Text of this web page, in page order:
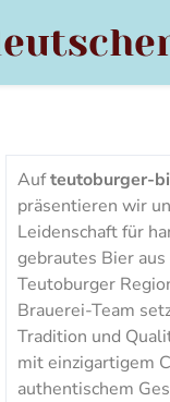
Aufteutoburger-
präsentieren wir
Leidenschaft für
gebrautes Bier
Teutoburger
Brauerei-Team
Tradition und
mit einzigartigem
authentischem